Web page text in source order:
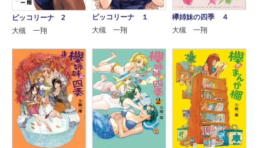
ピッコリーナ 2
大槻 一翔
ピッコリーナ １
大槻 一翔
欅姉妹の四季 ４
大槻 一翔